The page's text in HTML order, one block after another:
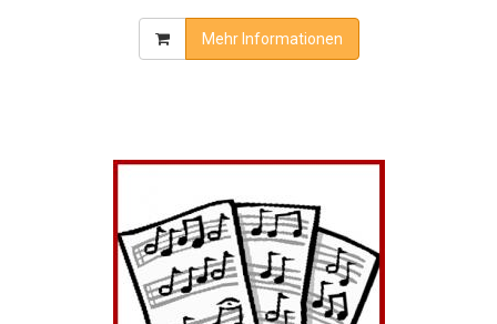
Mehr Informationen